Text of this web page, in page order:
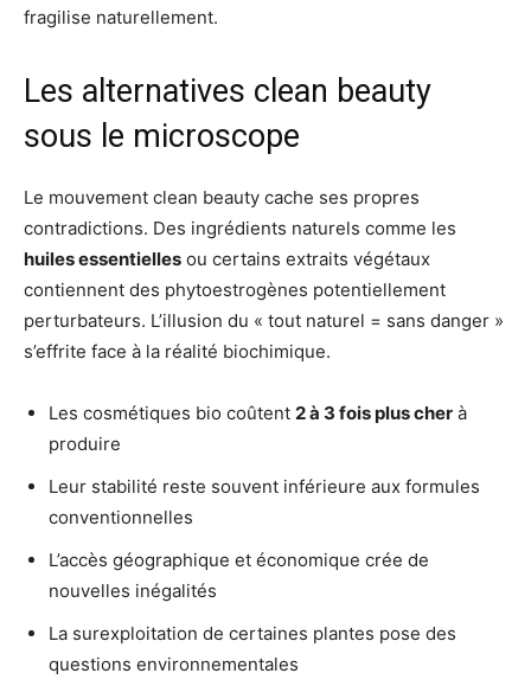
fragilise naturellement.
Les alternatives clean beauty
sous le microscope
Le mouvement clean beauty cache ses propres
contradictions. Des ingrédients naturels comme les
huiles essentielles ou certains extraits végétaux
contiennent des phytoestrogènes potentiellement
perturbateurs. L’illusion du « tout naturel = sans danger »
s’effrite face à la réalité biochimique.
Les cosmétiques bio coûtent 2 à 3 fois plus cher à
produire
Leur stabilité reste souvent inférieure aux formules
conventionnelles
L’accès géographique et économique crée de
nouvelles inégalités
La surexploitation de certaines plantes pose des
questions environnementales